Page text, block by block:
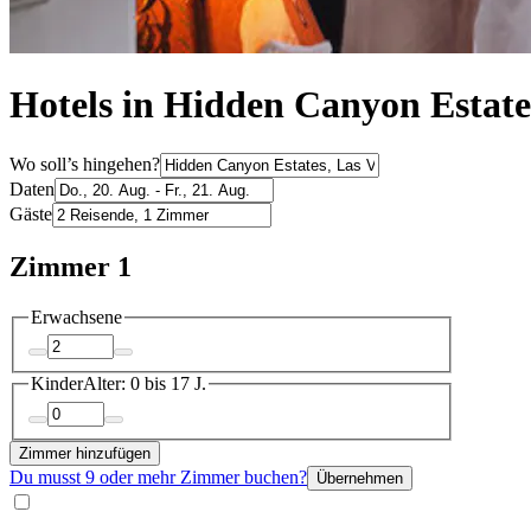
Hotels in Hidden Canyon
Wo soll’s hingehen?
Daten
Gäste
Zimmer 1
Erwachsene
KinderAlter: 0 bis 17 J.
Zimmer hinzufügen
Du musst 9 oder mehr Zimmer buchen? Übernehmen